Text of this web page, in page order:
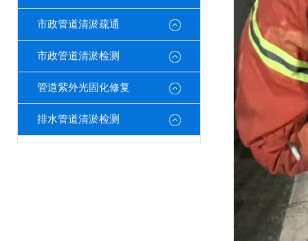
市政管道清淤疏通
市政管道清淤检测
管道紫外光固化修复
排水管道清淤检测